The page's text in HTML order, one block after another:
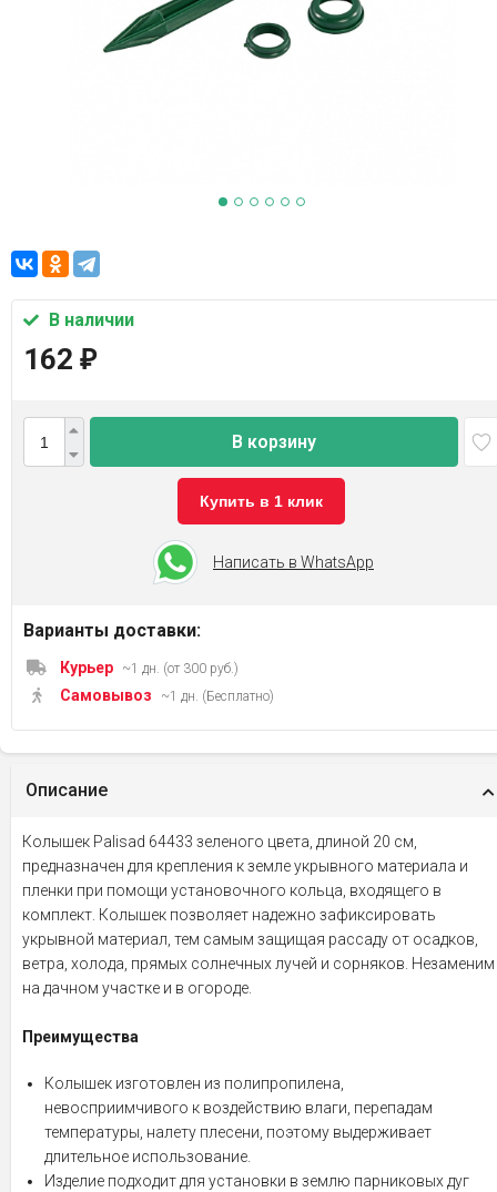
В наличии
162 ₽
В корзину
Купить в 1 клик
Написать в WhatsApp
Варианты доставки:
Курьер ~1 дн. (от 300 руб.)
Самовывоз ~1 дн. (Бесплатно)
Описание
Колышек Palisad 64433 зеленого цвета, длиной 20 см,
предназначен для крепления к земле укрывного материала и
пленки при помощи установочного кольца, входящего в
комплект. Колышек позволяет надежно зафиксировать
укрывной материал, тем самым защищая рассаду от осадков,
ветра, холода, прямых солнечных лучей и сорняков. Незаменим
на дачном участке и в огороде.
Преимущества
Колышек изготовлен из полипропилена,
невосприимчивого к воздействию влаги, перепадам
температуры, налету плесени, поэтому выдерживает
длительное использование.
Изделие подходит для установки в землю парниковых дуг